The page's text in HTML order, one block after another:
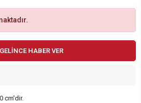
GELİNCE HABER VER
cm'dir.